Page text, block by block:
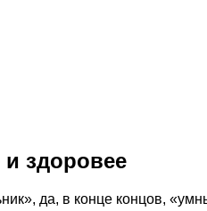
здоровее
да, в конце концов,